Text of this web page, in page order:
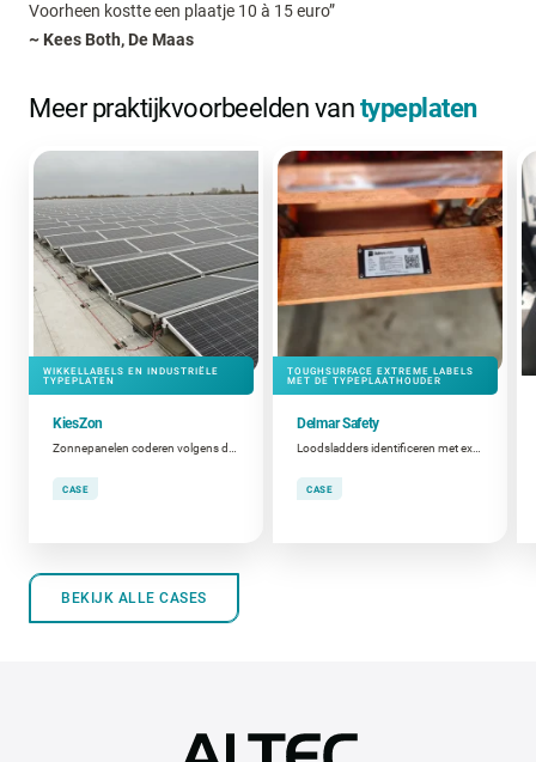
Voorheen kostte een plaatje 10 à 15 euro”
~ Kees Both, De Maas
Meer praktijkvoorbeelden van typeplaten
WIKKELLABELS EN INDUSTRIËLE
TYPEPLATEN
KiesZon
Zonnepanelen coderen volgens de NEN-norm
CASE
TOUGHSURFACE EXTREME LABELS
MET DE TYPEPLAATHOUDER
Delmar Safety
Loodsladders identificeren met extreem sterke labels
CASE
BEKIJK ALLE CASES